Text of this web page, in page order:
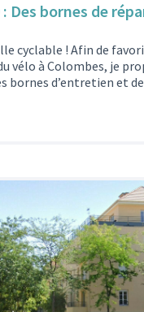
: Des bornes de
cyclable ! Afin de
vélo à Colombes, je
bornes d’entretien et